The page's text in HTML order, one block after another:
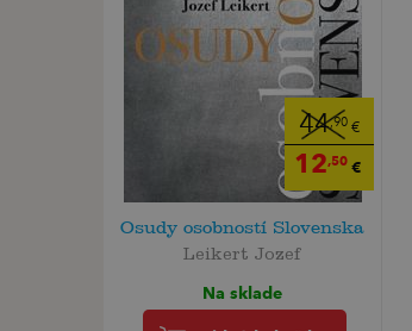
44,90 €
12,50 €
Osudy osobností Slovenska
Leikert Jozef
Na sklade